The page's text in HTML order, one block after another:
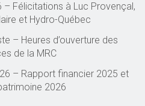
– Félicitations à Luc Provençal,
et Hydro-Québec
– Heures d’ouverture des
de la MRC
– Rapport financier 2025 et
2026